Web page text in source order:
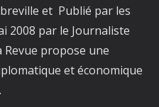
et Publié par les
2008 par le Journaliste
Revue propose une
et économique